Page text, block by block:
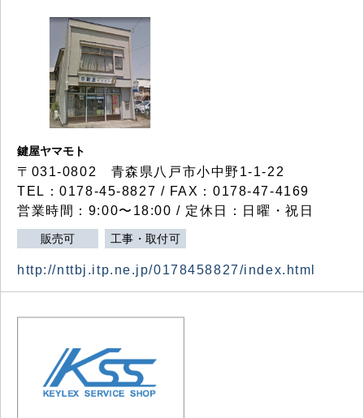
鍵屋ヤマモト
〒031-0802 青森県八戸市小中野1-1-22
TEL：0178-45-8827 / FAX：0178-47-4169
営業時間：9:00〜18:00 / 定休日：日曜・祝日
販売可 工事・取付可
http://nttbj.itp.ne.jp/0178458827/index.html